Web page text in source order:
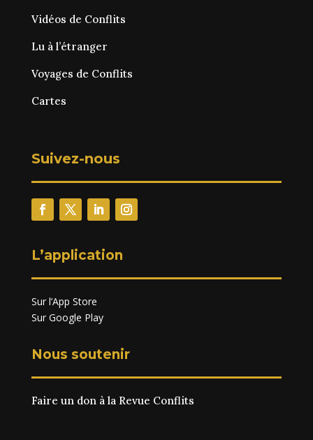
Vidéos de Conflits
Lu à l’étranger
Voyages de Conflits
Cartes
Suivez-nous
L’application
Sur l’App Store
Sur Google Play
Nous soutenir
Faire un don à la Revue Conflits